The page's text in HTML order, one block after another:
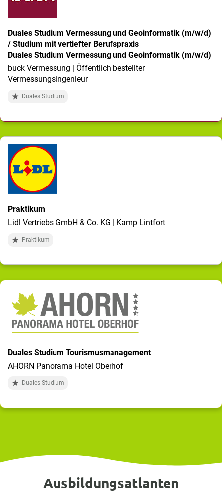
Duales Studium Vermessung und Geoinformatik (m/w/d)
/ Studium mit vertiefter Berufspraxis
Duales Studium Vermessung und Geoinformatik (m/w/d)
buck Vermessung | Öffentlich bestellter
Vermessungsingenieur
Duales Studium
Praktikum
Lidl Vertriebs GmbH & Co. KG | Kamp Lintfort
Praktikum
Duales Studium Tourismusmanagement
AHORN Panorama Hotel Oberhof
Duales Studium
Ausbildungsatlanten